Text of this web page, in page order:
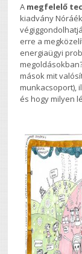
A megfelelő
kiadvány
erre a
energiaügyi
mások mit
munkacsoport),
és hogy milyen